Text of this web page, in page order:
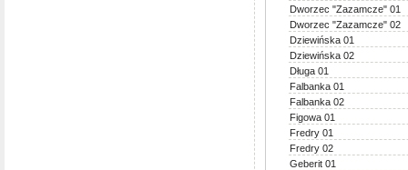
Dworzec "Zazamcze" 01
Dworzec "Zazamcze" 02
Dziewińska 01
Dziewińska 02
Długa 01
Falbanka 01
Falbanka 02
Figowa 01
Fredry 01
Fredry 02
Geberit 01